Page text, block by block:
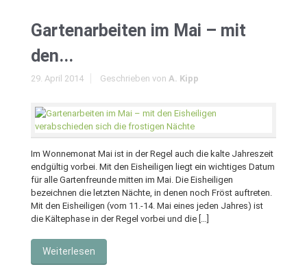
Gartenarbeiten im Mai – mit
den...
29. April 2014 Geschrieben von A. Kipp
Im Wonnemonat Mai ist in der Regel auch die kalte Jahreszeit
endgültig vorbei. Mit den Eisheiligen liegt ein wichtiges Datum
für alle Gartenfreunde mitten im Mai. Die Eisheiligen
bezeichnen die letzten Nächte, in denen noch Fröst auftreten.
Mit den Eisheiligen (vom 11.-14. Mai eines jeden Jahres) ist
die Kältephase in der Regel vorbei und die […]
Weiterlesen